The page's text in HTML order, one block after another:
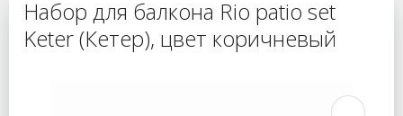
Набор для балкона Rio patio set
Keter (Кетер), цвет коричневый